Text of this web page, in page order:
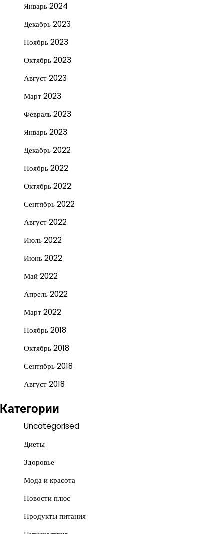
Январь 2024
Декабрь 2023
Ноябрь 2023
Октябрь 2023
Август 2023
Март 2023
Февраль 2023
Январь 2023
Декабрь 2022
Ноябрь 2022
Октябрь 2022
Сентябрь 2022
Август 2022
Июль 2022
Июнь 2022
Май 2022
Апрель 2022
Март 2022
Ноябрь 2018
Октябрь 2018
Сентябрь 2018
Август 2018
Категории
Uncategorised
Диеты
Здоровье
Мода и красота
Новости плюс
Продукты питания